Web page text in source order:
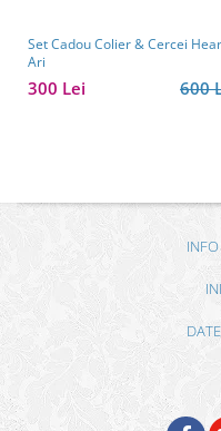
Set Cadou Colier & Cercei
Ari
600
300 Lei